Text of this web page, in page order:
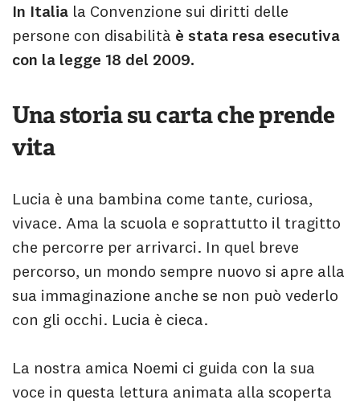
In Italia la Convenzione sui diritti delle
persone con disabilità è stata resa esecutiva
con la legge 18 del 2009.
Una storia su carta che prende
vita
Lucia è una bambina come tante, curiosa,
vivace. Ama la scuola e soprattutto il tragitto
che percorre per arrivarci. In quel breve
percorso, un mondo sempre nuovo si apre alla
sua immaginazione anche se non può vederlo
con gli occhi. Lucia è cieca.
La nostra amica Noemi ci guida con la sua
voce in questa lettura animata alla scoperta